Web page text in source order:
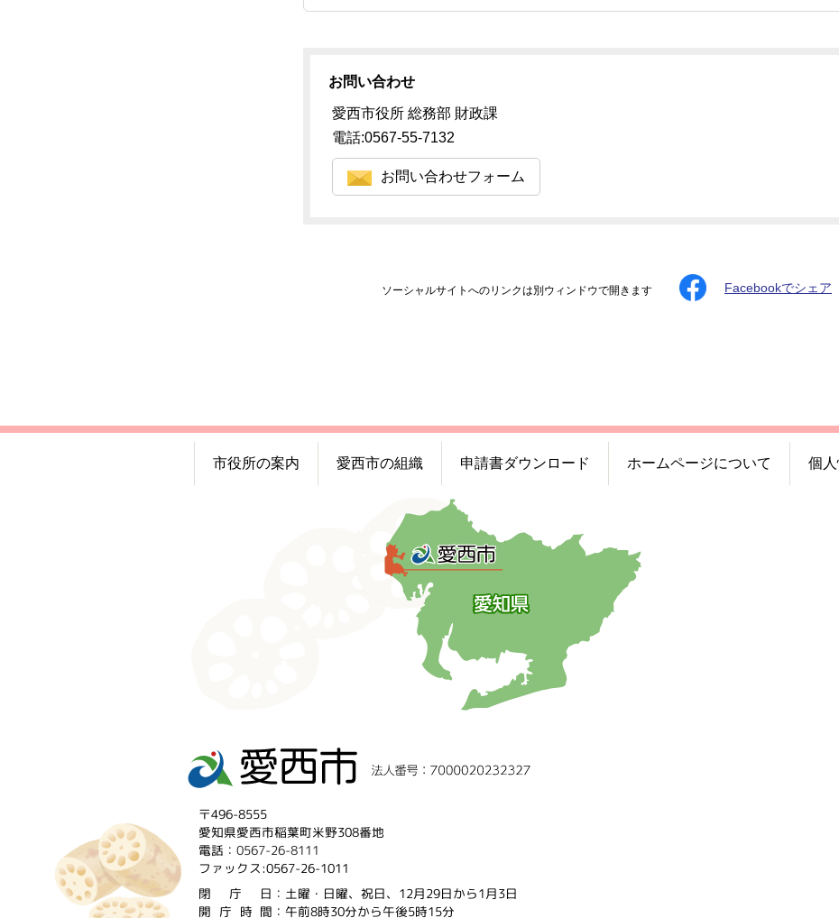
お問い合わせ
愛西市役所 総務部 財政課
電話:0567-55-7132
お問い合わせフォーム
ソーシャルサイトへのリンクは別ウィンドウで開きます Facebookでシェア
市役所の案内 愛西市の組織 申請書ダウンロード ホームページについて 個
〒496-8555
愛知県愛西市稲葉町米野308番地
電話：0567-26-8111
ファックス:0567-26-1011
閉庁 日：土曜・日曜、祝日、12月29日から1月3日
開庁時 間：午前8時30分から午後5時15分